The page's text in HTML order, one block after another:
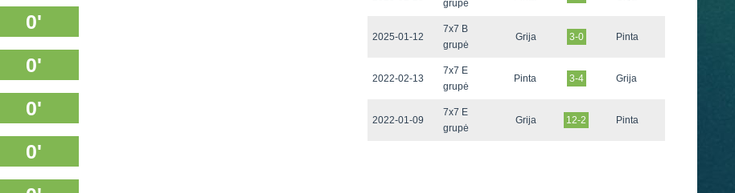
0'
0'
0'
0'
grupė
2025-01-12
7x7 B
grupė
Grija 3-0 Pinta
2022-02-13
7x7 E
grupė
Pinta 3-4 Grija
2022-01-09
7x7 E
grupė
Grija 12-2 Pinta